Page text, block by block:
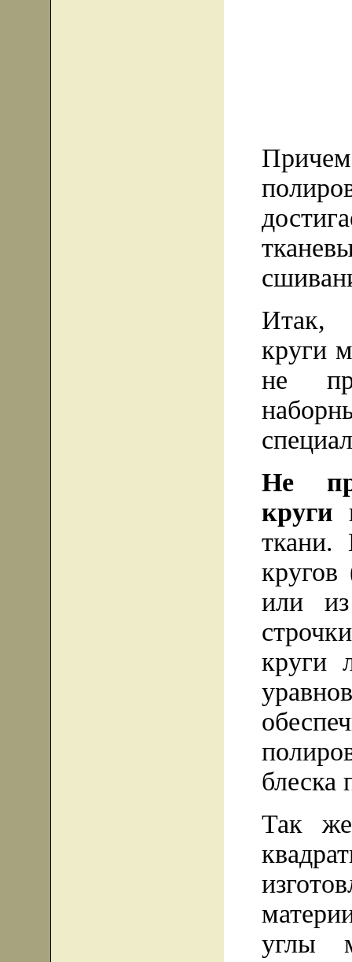
Итак,
круги
не
Не
круги
ткани.
или
круги
блеска
Так
углы